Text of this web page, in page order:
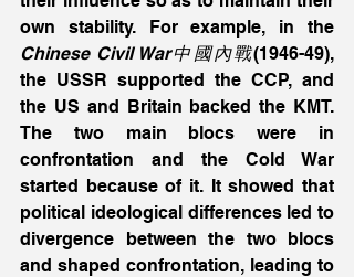
Chinese Civil War中國內戰(1946-49),
the USSR supported the CCP, and
the US and Britain backed the KMT.
The two main blocs were in
confrontation and the Cold War
started because of it. It showed that
political ideological differences led to
divergence between the two blocs
and shaped confrontation, leading to